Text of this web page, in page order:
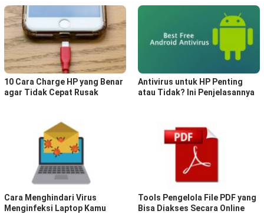
10 Cara Charge HP yang Benar
agar Tidak Cepat Rusak
Antivirus untuk HP Penting
atau Tidak? Ini Penjelasannya
Cara Menghindari Virus
Menginfeksi Laptop Kamu
Tools Pengelola File PDF yang
Bisa Diakses Secara Online